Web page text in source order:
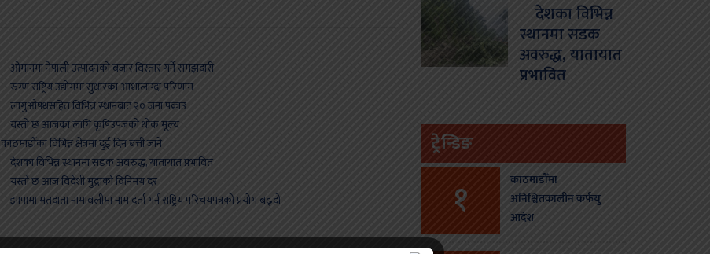
ओमानमा नेपाली उत्पादनको बजार विस्तार गर्ने समझदारी
रुग्ण राष्ट्रिय उद्योगमा सुधारका आशालाग्दा परिणाम
लागुऔषधसहित विभिन्न स्थानबाट २० जना पक्राउ
यस्तो छ आजका लागि कृषिउपजको थोक मूल्य
काठमाडौँका विभिन्न क्षेत्रमा दुई दिन बत्ती जाने
देशका विभिन्न स्थानमा सडक अवरुद्ध, यातायात प्रभावित
यस्तो छ आज विदेशी मुद्राको विनिमय दर
झापामा मतदाता नामावलीमा नाम दर्ता गर्न राष्ट्रिय परिचयपत्रको प्रयोग बढ्दो
देशका विभिन्न
स्थानमा सडक
अवरुद्ध, यातायात
प्रभावित
ट्रेन्डिङ
१
काठमाडौँमा
अनिश्चितकालीन कर्फयु
आदेश